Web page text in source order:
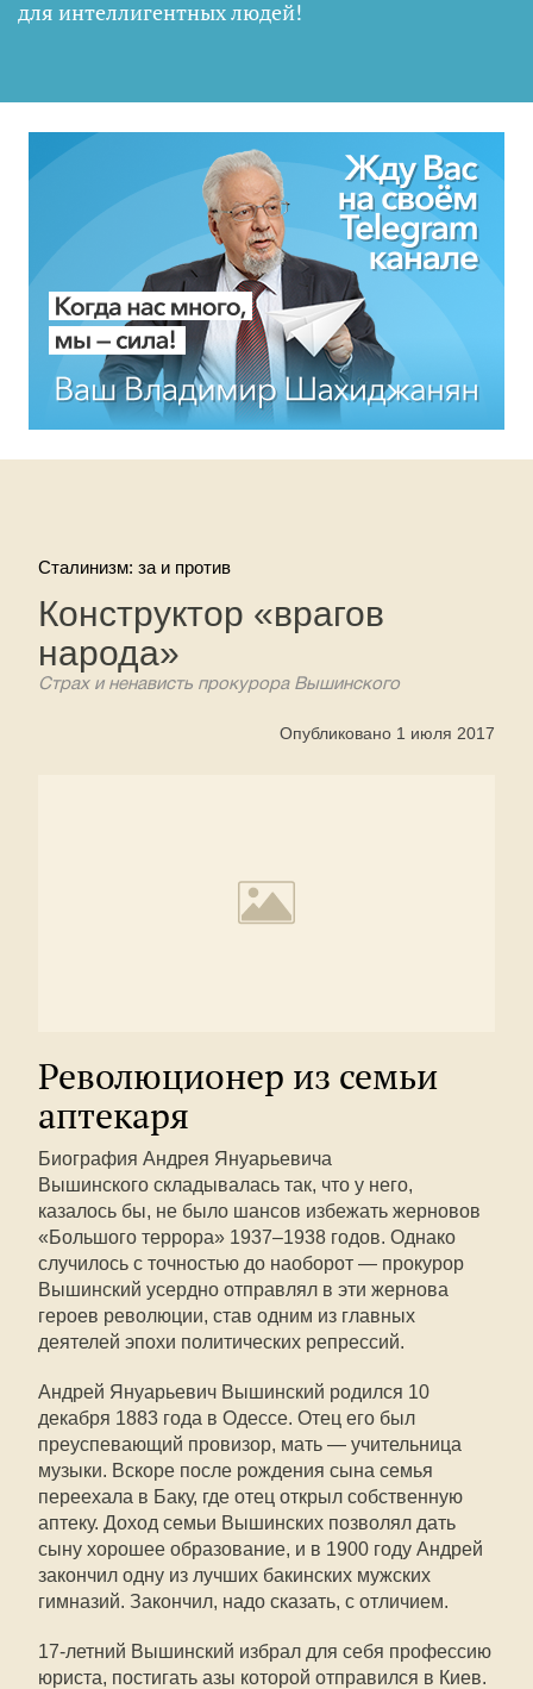
для интеллигентных людей!
Сталинизм: за и против
Конструктор «врагов
народа»
Страх и ненависть прокурора Вышинского
Опубликовано 1 июля 2017
Революционер из семьи
аптекаря
Биография Андрея Януарьевича
Вышинского складывалась так, что у него,
казалось бы, не было шансов избежать жерновов
«Большого террора» 1937–1938 годов. Однако
случилось с точностью до наоборот — прокурор
Вышинский усердно отправлял в эти жернова
героев революции, став одним из главных
деятелей эпохи политических репрессий.
Андрей Януарьевич Вышинский родился 10
декабря 1883 года в Одессе. Отец его был
преуспевающий провизор, мать — учительница
музыки. Вскоре после рождения сына семья
переехала в Баку, где отец открыл собственную
аптеку. Доход семьи Вышинских позволял дать
сыну хорошее образование, и в 1900 году Андрей
закончил одну из лучших бакинских мужских
гимназий. Закончил, надо сказать, с отличием.
17-летний Вышинский избрал для себя профессию
юриста, постигать азы которой отправился в Киев.